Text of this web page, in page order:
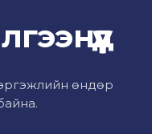
өндөр
байна.